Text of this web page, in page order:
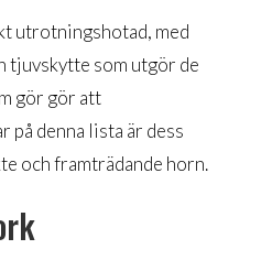
utrotningshotad, med
som utgör de
gör gör att
på denna lista är dess
och framträdande horn.